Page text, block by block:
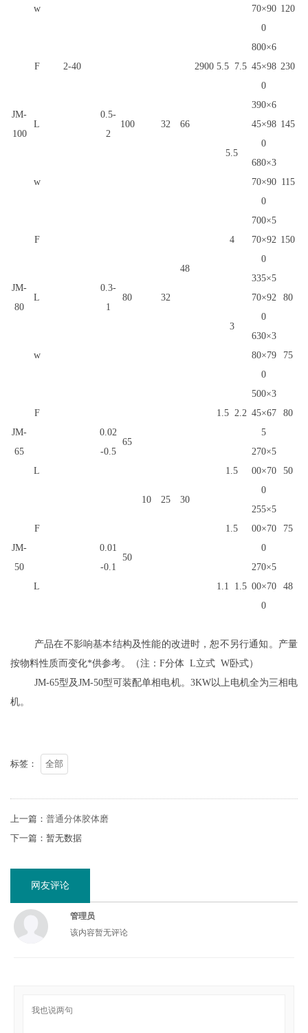
2-40 2900
w
70×90
0
120
JM-
100
F
0.5-
2
100 32 66
5.5 7.5
800×6
45×98
0
230
L
5.5
390×6
45×98
0
145
w
680×3
70×90
0
115
JM-
80
F
0.3-
1
80 32
48
4
700×5
70×92
0
150
L
3
335×5
70×92
0
80
w
630×3
80×79
0
75
JM-
65
F
0.02
-0.5
65
10 25 30
1.5 2.2
500×3
45×67
5
80
L 1.5
270×5
00×70
0
50
JM-
50
F
0.01
-0.1
50
1.5
255×5
00×70
0
75
L 1.1 1.5
270×5
00×70
0
48
产品在不影响基本结构及性能的改进时，恕不另行通知。产量
按物料性质而变化*供参考。（注：F分体 L立式 W卧式）
JM-65型及JM-50型可装配单相电机。3KW以上电机全为三相电
机。
标签： 全部
上一篇： 普通分体胶体磨
下一篇：暂无数据
网友评论
管理员
该内容暂无评论